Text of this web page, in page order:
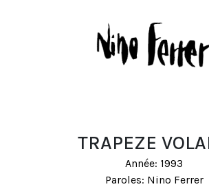
TRAPEZE
Année: 1993
Paroles: Nino Ferrer